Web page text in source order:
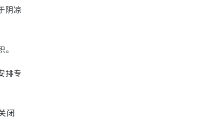
阴凉
排专
闭